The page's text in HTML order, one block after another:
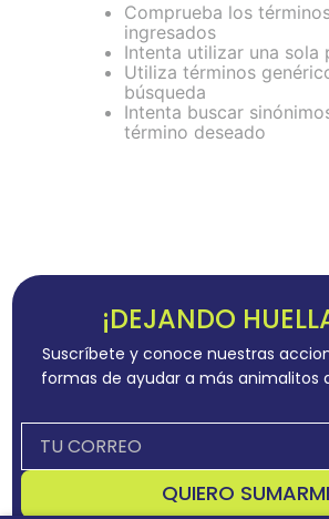
Comprueba los
ingresados
Intenta utilizar una sola
Utiliza términos
búsqueda
Intenta buscar
término deseado
¡DEJANDO
Suscríbete y conoce nuestras
formas de ayudar a más animalitos
QUIERO